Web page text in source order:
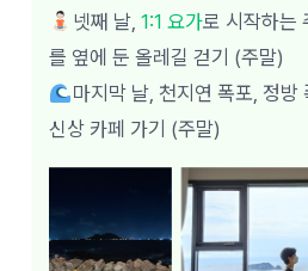
넷째 날, 1:1 요가로 시작하는
를 옆에 둔 올레길 걷기 (주말)
마지막 날, 천지연 폭포, 정방
신상 카페 가기 (주말)